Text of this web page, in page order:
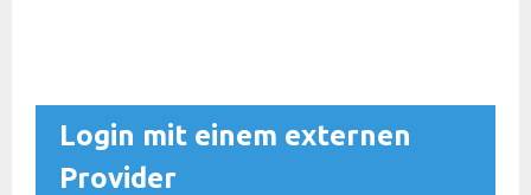
Login mit einem externen
Provider